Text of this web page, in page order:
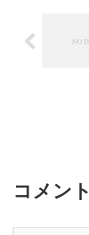
コメント